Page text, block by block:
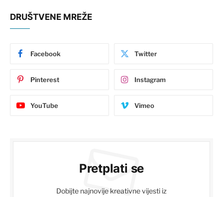
DRUŠTVENE MREŽE
Facebook Twitter
Pinterest Instagram
YouTube Vimeo
Pretplati se
Dobijte najnovije kreativne vijesti iz